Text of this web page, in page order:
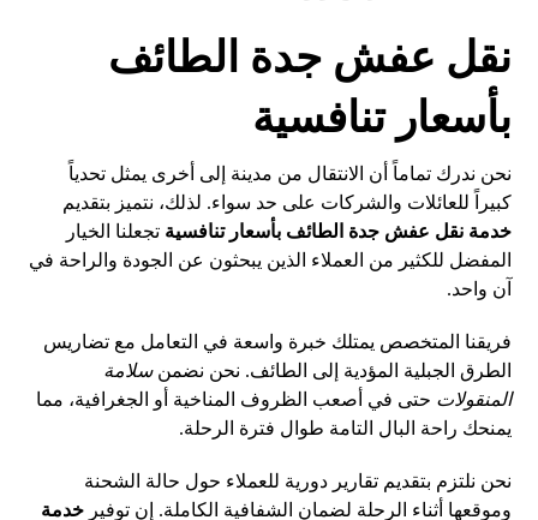
نقل عفش جدة الطائف
بأسعار تنافسية
نحن ندرك تماماً أن الانتقال من مدينة إلى أخرى يمثل تحدياً
كبيراً للعائلات والشركات على حد سواء. لذلك، نتميز بتقديم
خدمة نقل عفش جدة الطائف بأسعار تنافسية تجعلنا الخيار
المفضل للكثير من العملاء الذين يبحثون عن الجودة والراحة في
آن واحد.
فريقنا المتخصص يمتلك خبرة واسعة في التعامل مع تضاريس
الطرق الجبلية المؤدية إلى الطائف. نحن نضمنسلامة
المنقولات حتى في أصعب الظروف المناخية أو الجغرافية، مما
يمنحك راحة البال التامة طوال فترة الرحلة.
نحن نلتزم بتقديم تقارير دورية للعملاء حول حالة الشحنة
وموقعها أثناء الرحلة لضمان الشفافية الكاملة. إن توفيرخدمة